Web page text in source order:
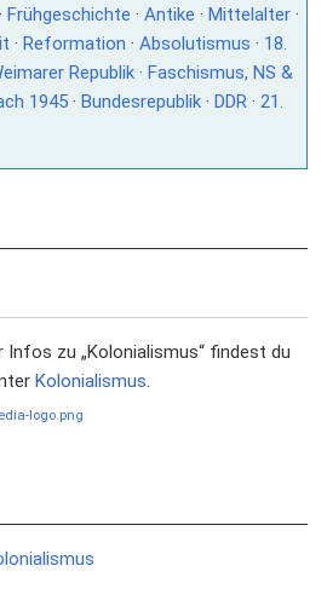
· Frühgeschichte · Antike · Mittelalter ·
· Reformation · Absolutismus · 18.
Republik · Faschismus, NS &
1945 · Bundesrepublik · DDR · 21.
Infos zu „Kolonialismus“ findest du
Kolonialismus.